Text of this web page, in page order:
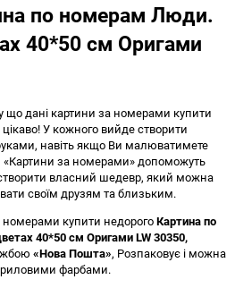
по номерам Люди.
40*50 см Оригами
дані картини за номерами купити
У кожного вийде створити
навіть якщо Ви малюватимете
за номерами» допоможуть
власний шедевр, який можна
своїм друзям та близьким.
купити недорогоКартина по
40*50 см Оригами LW 30350,
«Нова Пошта», Розпаковує і можна
фарбами.